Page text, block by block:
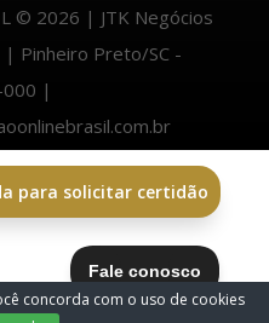
© 2026 | JTK Negócios
Pinheiro Preto/SC -
|
para solicitar certidão
concorda com o uso de cookies